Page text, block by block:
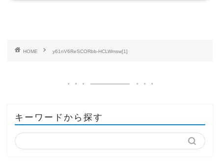
HOME y61nV6ReSCORbb-HCLWmsw[1]
キーワードから探す